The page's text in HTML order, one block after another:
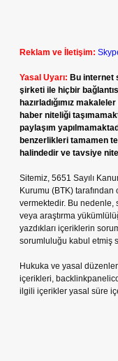
Reklam ve İletişim:
Yasal Uyarı: Bu internet
şirketi ile hiçbir
hazırladığımız
haber niteliği
paylaşım
benzerlikleri tamamen
halindedir ve tavsiye
Sitemiz, 5651 Sayılı
Kurumu (BTK) tarafından
vermektedir. Bu nedenle,
veya araştırma
yazdıkları içeriklerin
sorumluluğu kabul etmiş
Hukuka ve yasal
içerikleri,
ilgili içerikler yasal süre